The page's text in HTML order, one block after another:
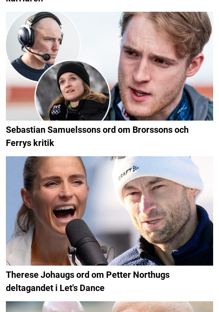
Sebastian Samuelssons ord om Brorssons och
Ferrys kritik
Therese Johaugs ord om Petter Northugs
deltagandet i Let's Dance